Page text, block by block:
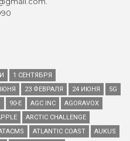
1 СЕНТЯБРЯ
23 ФЕВРАЛЯ 24 ИЮНЯ
5G
90-Е AGC INC
AGORAVOX
ARCTIC CHALLENGE
ATLANTIC COAST
AUKUS